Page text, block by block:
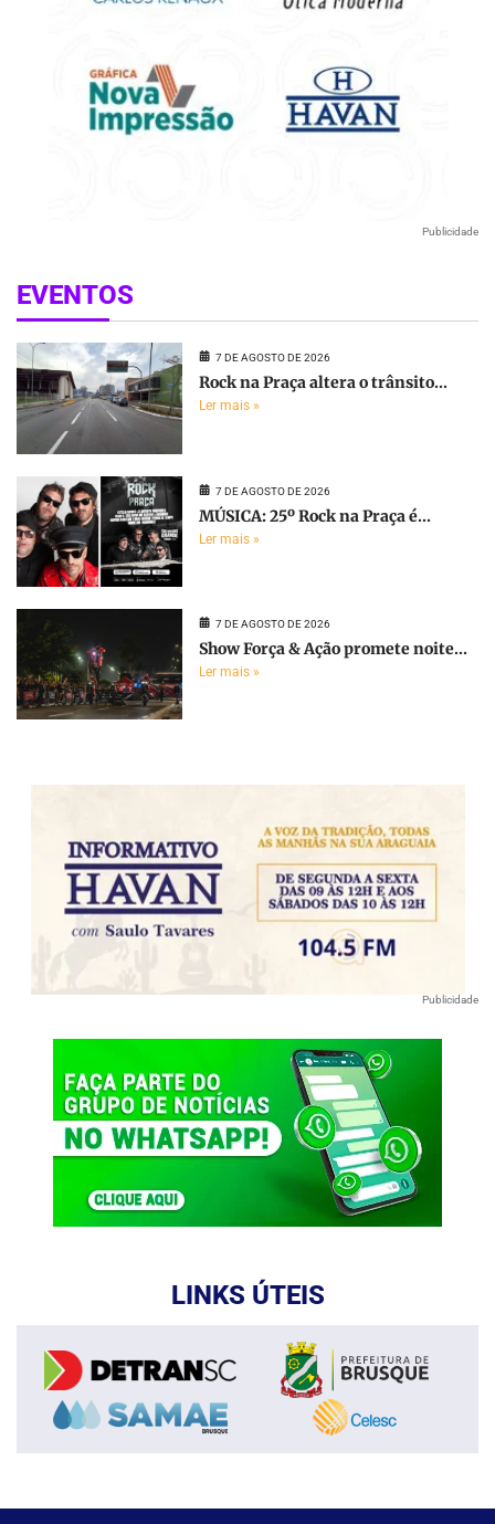
Publicidade
EVENTOS
7 DE AGOSTO DE 2026
Rock na Praça altera o trânsito...
Ler mais »
7 DE AGOSTO DE 2026
MÚSICA: 25º Rock na Praça é...
Ler mais »
7 DE AGOSTO DE 2026
Show Força & Ação promete noite...
Ler mais »
Publicidade
LINKS ÚTEIS